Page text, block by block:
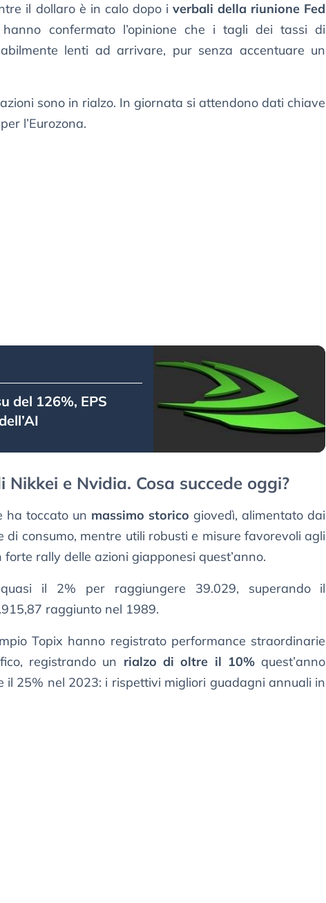
il dollaro è in calo dopo iverbali della riunione Fed
confermato l’opinione che i tagli dei tassi di
lenti ad arrivare, pur senza accentuare un
sono in rialzo. In giornata si attendono dati chiave
l’Eurozona.
del 126%, EPS
Nikkei e Nvidia. Cosa succede oggi?
ha toccato un massimo storico giovedì, alimentato dai
di consumo, mentre utili robusti e misure favorevoli agli
rally delle azioni giapponesi quest’anno.
il 2% per raggiungere 39.029, superando il
raggiunto nel 1989.
Topix hanno registrato performance straordinarie
registrando un rialzo di oltre il 10% quest’anno
il 25% nel 2023: i rispettivi migliori guadagni annuali in